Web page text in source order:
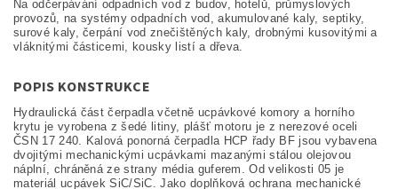
Na odčerpávání odpadních vod z budov, hotelů, průmyslových
provozů, na systémy odpadních vod, akumulované kaly, septiky,
surové kaly, čerpání vod znečištěných kaly, drobnými kusovitými a
vláknitými částicemi, kousky listí a dřeva.
POPIS KONSTRUKCE
Hydraulická část čerpadla včetně ucpávkové komory a horního
krytu je vyrobena z šedé litiny, plášť motoru je z nerezové oceli
ČSN 17 240. Kalová ponorná čerpadla HCP řady BF jsou vybavena
dvojitými mechanickými ucpávkami mazanými stálou olejovou
náplní, chráněná ze strany média guferem. Od velikosti 05 je
materiál ucpávek SiC/SiC. Jako doplňková ochrana mechanické